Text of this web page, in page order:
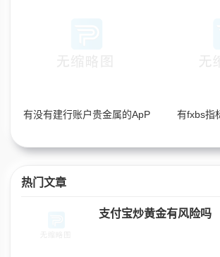
有没有建行账户贵金属的ApP 有fxbs指
热门文章
支付宝炒黄金有风险吗